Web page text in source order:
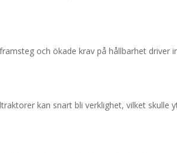
och ökade krav på hållbarhet driver
kan snart bli verklighet, vilket skulle